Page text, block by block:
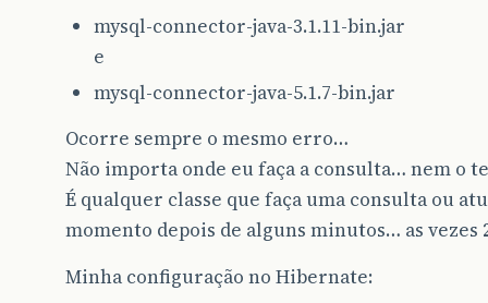
mysql-connector-java-3.1.11-bin.jar
e
mysql-connector-java-5.1.7-bin.jar
Ocorre sempre o mesmo erro…
Não importa onde eu faça a consulta… nem o
É qualquer classe que faça uma consulta ou
momento depois de alguns minutos… as vezes
Minha configuração no Hibernate: